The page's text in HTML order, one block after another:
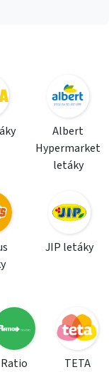
Albert
Hypermarket
letáky
JIP letáky
Ratio
TETA